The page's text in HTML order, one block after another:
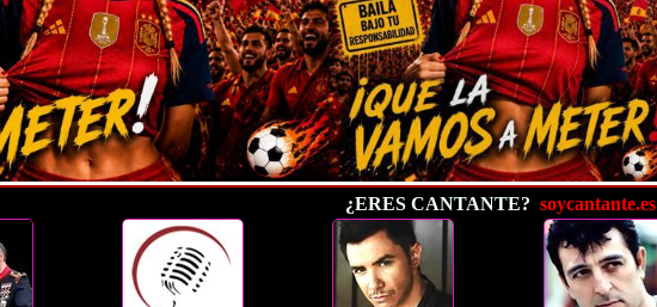
¿ERES CANTANTE? soycantante.es